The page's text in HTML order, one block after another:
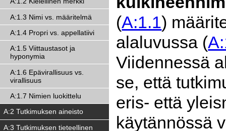
A:1.3 Nimi vs. määritelmä
A:1.4 Propri vs. appellatiivi
A:1.5 Viittaustasot ja
hyponymia
A:1.6 Epävirallisuus vs.
virallisuus
A:1.7 Nimien luokittelu
A:2 Tutkimuksen aineisto
A:3 Tutkimuksen tieteellinen
(A:1.1)
alaluvussa (
Viidennessä
se, että
eris- että
käytännössä